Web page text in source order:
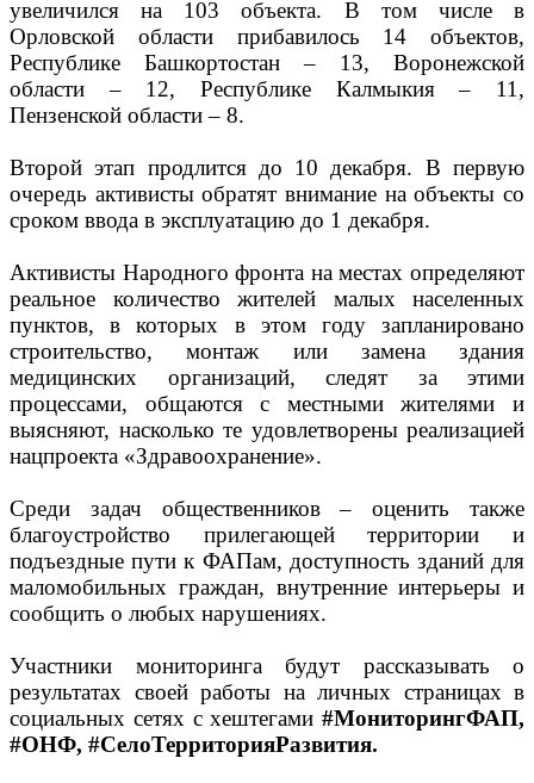
увеличился на 103 объекта. В том числе в
Орловской области прибавилось 14 объектов,
Республике Башкортостан – 13, Воронежской
области – 12, Республике Калмыкия – 11,
Пензенской области – 8.
Второй этап продлится до 10 декабря. В первую
очередь активисты обратят внимание на объекты со
сроком ввода в эксплуатацию до 1 декабря.
Активисты Народного фронта на местах определяют
реальное количество жителей малых населенных
пунктов, в которых в этом году запланировано
строительство, монтаж или замена здания
медицинских организаций, следят за этими
процессами, общаются с местными жителями и
выясняют, насколько те удовлетворены реализацией
нацпроекта «Здравоохранение».
Среди задач общественников – оценить также
благоустройство прилегающей территории и
подъездные пути к ФАПам, доступность зданий для
маломобильных граждан, внутренние интерьеры и
сообщить о любых нарушениях.
Участники мониторинга будут рассказывать о
результатах своей работы на личных страницах в
социальных сетях с хештегами #МониторингФАП,
#ОНФ, #СелоТерриторияРазвития.